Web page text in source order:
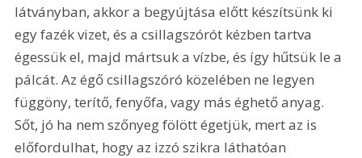
látványban, akkor a begyújtása előtt készítsünk ki
egy fazék vizet, és a csillagszórót kézben tartva
égessük el, majd mártsuk a vízbe, és így hűtsük le a
pálcát. Az égő csillagszóró közelében ne legyen
függöny, terítő, fenyőfa, vagy más éghető anyag.
Sőt, jó ha nem szőnyeg fölött égetjük, mert az is
előfordulhat, hogy az izzó szikra láthatóan